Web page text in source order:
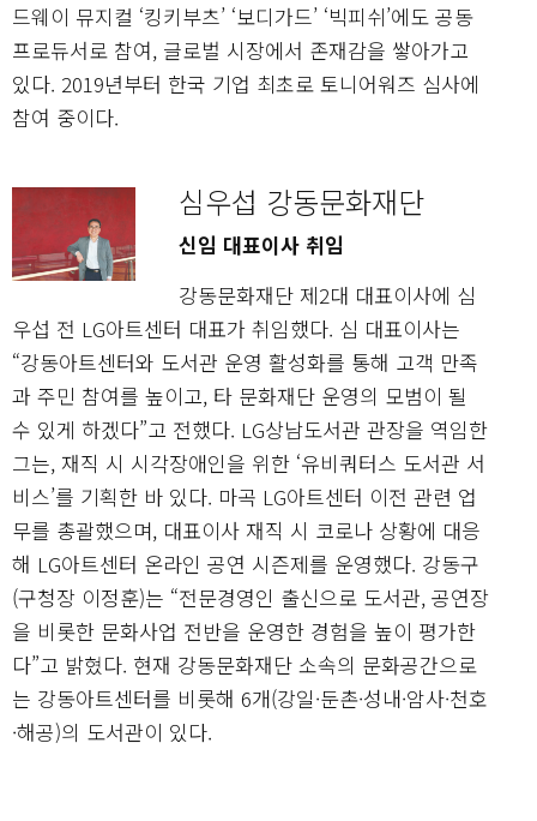
드웨이 뮤지컬 ‘킹키부츠’ ‘보디가드’ ‘빅피쉬’에도 공동
프로듀서로 참여, 글로벌 시장에서 존재감을 쌓아가고
있다. 2019년부터 한국 기업 최초로 토니어워즈 심사에
참여 중이다.
심우섭 강동문화재단
신임 대표이사 취임
강동문화재단 제2대 대표이사에 심
우섭 전 LG아트센터 대표가 취임했다. 심 대표이사는
“강동아트센터와 도서관 운영 활성화를 통해 고객 만족
과 주민 참여를 높이고, 타 문화재단 운영의 모범이 될
수 있게 하겠다”고 전했다. LG상남도서관 관장을 역임한
그는, 재직 시 시각장애인을 위한 ‘유비쿼터스 도서관 서
비스’를 기획한 바 있다. 마곡 LG아트센터 이전 관련 업
무를 총괄했으며, 대표이사 재직 시 코로나 상황에 대응
해 LG아트센터 온라인 공연 시즌제를 운영했다. 강동구
(구청장 이정훈)는 “전문경영인 출신으로 도서관, 공연장
을 비롯한 문화사업 전반을 운영한 경험을 높이 평가한
다”고 밝혔다. 현재 강동문화재단 소속의 문화공간으로
는 강동아트센터를 비롯해 6개(강일·둔촌·성내·암사·천호
·해공)의 도서관이 있다.